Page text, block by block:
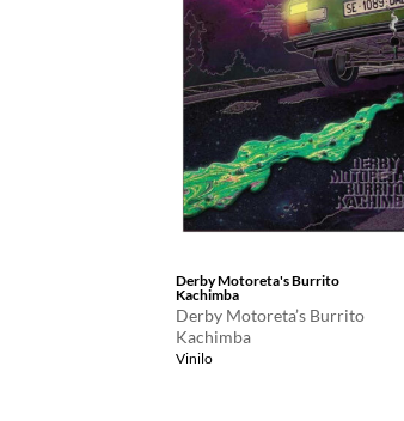
Derby Motoreta's Burrito
Kachimba
Derby Motoreta’s Burrito
Kachimba
Vinilo